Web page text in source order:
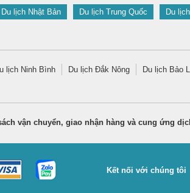
Du lịch Nhật Bản Du lịch Trung Quốc Du
lịch Ninh Bình Du lịch Đắk Nông Du lịch Bảo
vận chuyển, giao nhận hàng và cung ứng
Kết nối với chúng tôi